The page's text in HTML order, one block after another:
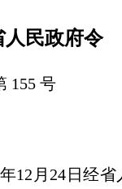
人民政府令
155 号
12月24日经